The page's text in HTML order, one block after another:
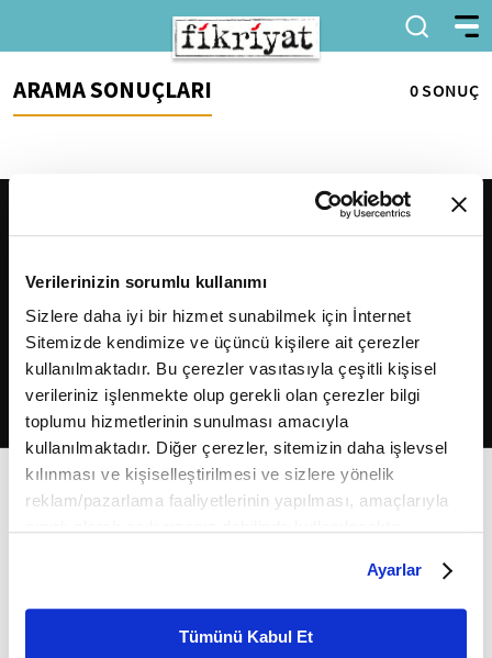
Verilerinizin sorumlu kullanımı
Sizlere daha iyi bir hizmet sunabilmek için İnternet
Sitemizde kendimize ve üçüncü kişilere ait çerezler
kullanılmaktadır. Bu çerezler vasıtasıyla çeşitli kişisel
verileriniz işlenmekte olup gerekli olan çerezler bilgi
toplumu hizmetlerinin sunulması amacıyla
kullanılmaktadır. Diğer çerezler, sitemizin daha işlevsel
kılınması ve kişiselleştirilmesi ve sizlere yönelik
reklam/pazarlama faaliyetlerinin yapılması, amaçlarıyla
belirleyebilirsiniz. Çerezlere ilişkin detaylı bilgi için
Ayarlar butonuna tıklayabilir,Çerez Bilgilendirme
Metnimizi ziyaret edebilirsiniz.
Ayarlar
Tümünü Kabul Et
ARAMA SONUÇLARI 0 SONUÇ
2026Fikriyat. Tüm hakları saklıdır.